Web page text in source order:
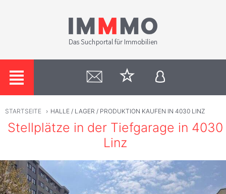
STARTSEITE › HALLE / LAGER / PRODUKTION KAUFEN IN 4030 LINZ
Stellplätze in der Tiefgarage in 4030
Linz